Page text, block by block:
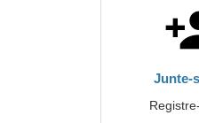
Junte-